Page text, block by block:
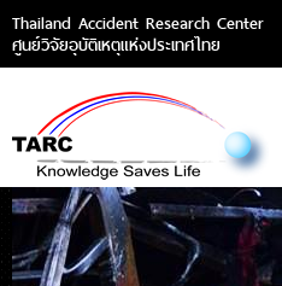
Thailand Accident Research Center
ศูนย์วิจัยอุบัติเหตุแห่งประเทศไทย